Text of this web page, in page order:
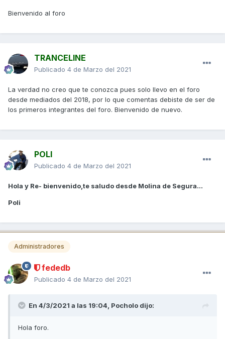
Bienvenido al foro
TRANCELINE
Publicado 4 de Marzo del 2021
La verdad no creo que te conozca pues solo llevo en el foro
desde mediados del 2018, por lo que comentas debiste de ser de
los primeros integrantes del foro. Bienvenido de nuevo.
POLI
Publicado 4 de Marzo del 2021
Hola y Re- bienvenido,te saludo desde Molina de Segura...
Poli
Administradores
fededb
Publicado 4 de Marzo del 2021
En 4/3/2021 a las 19:04, Pocholo dijo:
Hola foro.